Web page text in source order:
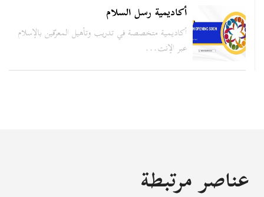
أكاديمية رسل السلام
أكاديمية متخصصة في تدريب وتأهيل المعرّفين بالإسلام
عبر الإنت...
عناصر مرتبطة